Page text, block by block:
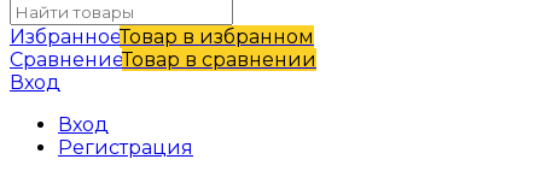
ИзбранноеТовар в избранном
СравнениеТовар в сравнении
Вход
Вход
Регистрация